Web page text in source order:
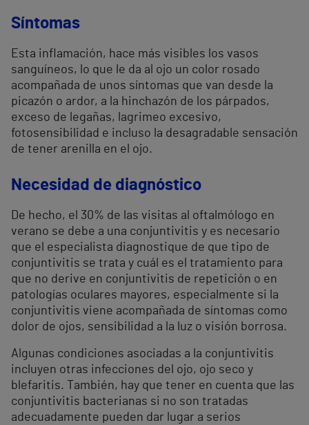
Síntomas
Esta inflamación, hace más visibles los vasos
sanguíneos, lo que le da al ojo un color rosado
acompañada de unos síntomas que van desde la
picazón o ardor, a la hinchazón de los párpados,
exceso de legañas, lagrimeo excesivo,
fotosensibilidad e incluso la desagradable sensación
de tener arenilla en el ojo.
Necesidad de diagnóstico
De hecho, el 30% de las visitas al oftalmólogo en
verano se debe a una conjuntivitis y es necesario
que el especialista diagnostique de que tipo de
conjuntivitis se trata y cuál es el tratamiento para
que no derive en conjuntivitis de repetición o en
patologías oculares mayores, especialmente si la
conjuntivitis viene acompañada de síntomas como
dolor de ojos, sensibilidad a la luz o visión borrosa.
Algunas condiciones asociadas a la conjuntivitis
incluyen otras infecciones del ojo, ojo seco y
blefaritis. También, hay que tener en cuenta que las
conjuntivitis bacterianas si no son tratadas
adecuadamente pueden dar lugar a serios